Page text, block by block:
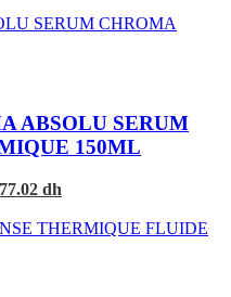
is:
ABSOLU SERUM
150ML
dh
is: